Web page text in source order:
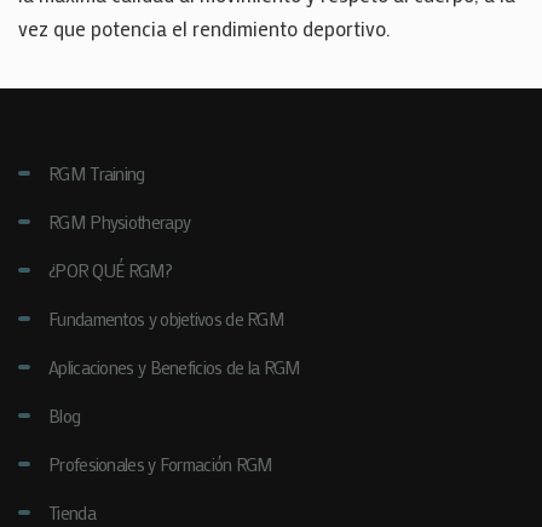
vez que potencia el rendimiento deportivo.
RGM Training
RGM Physiotherapy
¿POR QUÉ RGM?
Fundamentos y objetivos de RGM
Aplicaciones y Beneficios de la RGM
Blog
Profesionales y Formación RGM
Tienda